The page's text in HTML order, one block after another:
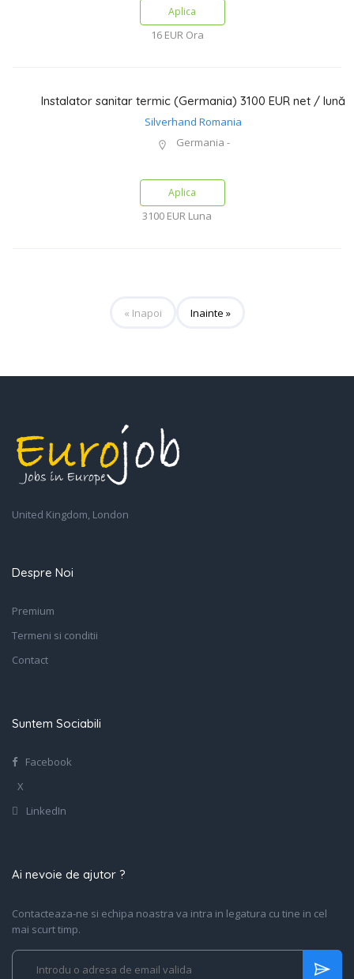
Aplica
16 EUROra
Instalator sanitar termic (Germania) 3100 EUR net / lună
Silverhand Romania
Germania -
Aplica
3100 EUR Luna
« Inapoi Inainte »
United Kingdom, London
Despre Noi
Premium
Termeni si conditii
Contact
Suntem Sociabili
Facebook
X
LinkedIn
Ai nevoie de ajutor ?
Contacteaza-ne si echipa noastra va intra in legatura cu tine in cel
mai scurt timp.